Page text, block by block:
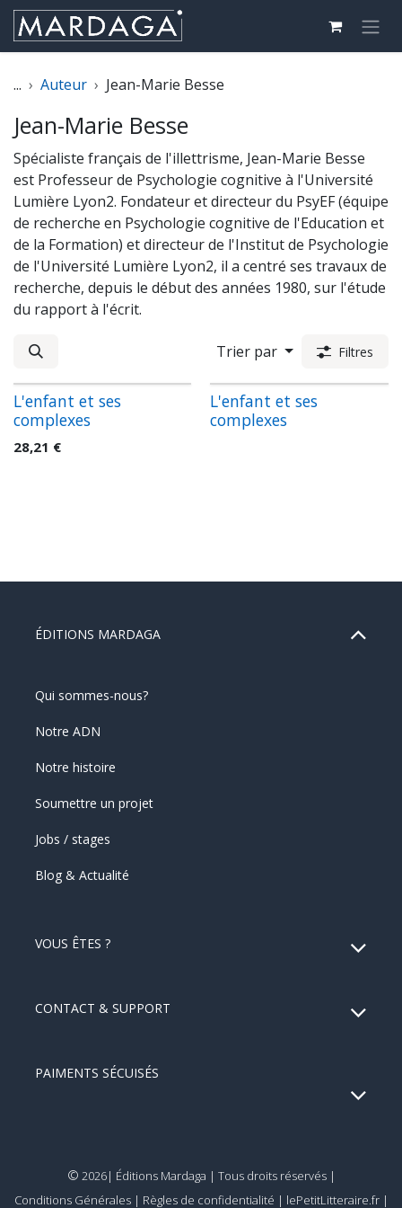
Se rendre au contenu
... Auteur Jean-Marie Besse
Jean-Marie Besse
Spécialiste français de l'illettrisme, Jean-Marie Besse
est Professeur de Psychologie cognitive à l'Université
Lumière Lyon2. Fondateur et directeur du PsyEF (équipe
de recherche en Psychologie cognitive de l'Education et
de la Formation) et directeur de l'Institut de Psychologie
de l'Université Lumière Lyon2, il a centré ses travaux de
recherche, depuis le début des années 1980, sur l'étude
du rapport à l'écrit.
Trier par Filtres
L'enfant et ses
complexes
28,21 €
L'enfant et ses
complexes
ÉDITIONS MARDAGA
Qui sommes-nous?
Notre ADN
Notre histoire
Soumettre un projet
Jobs / stages
Blog & Actualité
VOUS ÊTES ?
CONTACT & SUPPORT
PAIMENTS SÉCUISÉS
© 2026| Éditions Mardaga | Tous droits réservés |
Conditions Générales| Règles de confidentialité | lePetitLitteraire.fr|